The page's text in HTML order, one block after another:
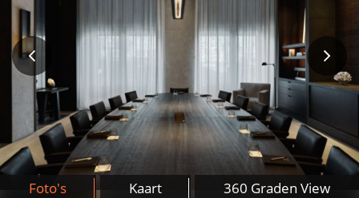
Foto's Kaart 360 Graden View